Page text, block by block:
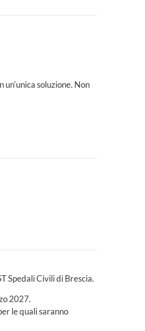
un'unica soluzione. Non
Spedali Civili di Brescia.
2027.
le quali saranno